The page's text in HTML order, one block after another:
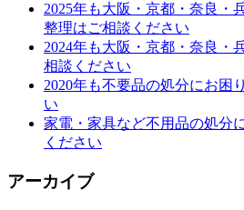
2025年も大阪・京都・奈良・
整理はご相談ください
2024年も大阪・京都・奈良・
相談ください
2020年も不要品の処分にお困
い
家電・家具など不用品の処分
ください
アーカイブ